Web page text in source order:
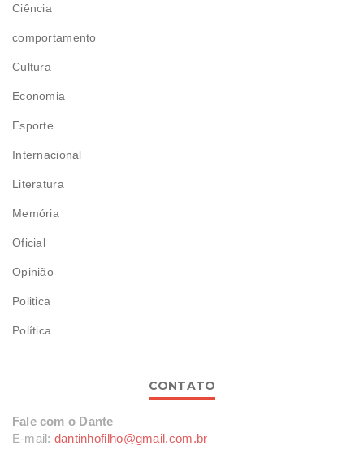
Ciência
comportamento
Cultura
Economia
Esporte
Internacional
Literatura
Memória
Oficial
Opinião
Politica
Política
CONTATO
Fale com o Dante
E-mail: dantinhofilho@gmail.com.br